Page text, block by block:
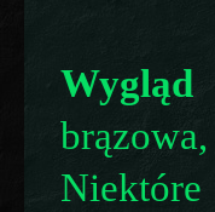
Wygląd